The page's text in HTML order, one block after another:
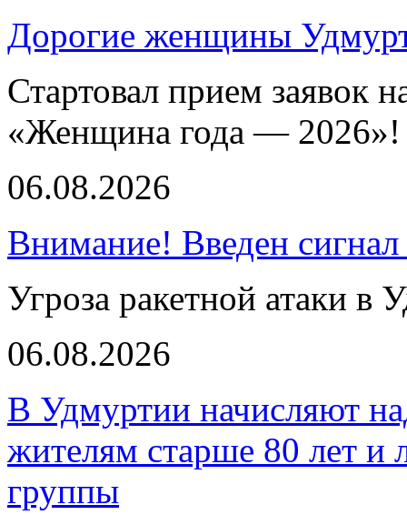
Дорогие женщины
Стартовал прием заявок
«Женщина года — 2026»!
06.08.2026
Внимание! Введен
Угроза ракетной атаки
06.08.2026
В Удмуртии начисляют
жителям старше 80 лет и
группы